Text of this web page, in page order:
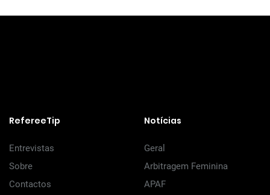
RefereeTip
Entrevistas
Sobre
Contactos
Notícias
Geral
Arbitragem Feminina
APAF